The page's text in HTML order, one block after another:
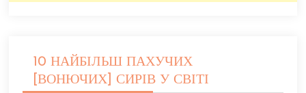
10 НАЙБІЛЬШ ПАХУЧИХ
[ВОНЮЧИХ] СИРІВ У СВІТІ